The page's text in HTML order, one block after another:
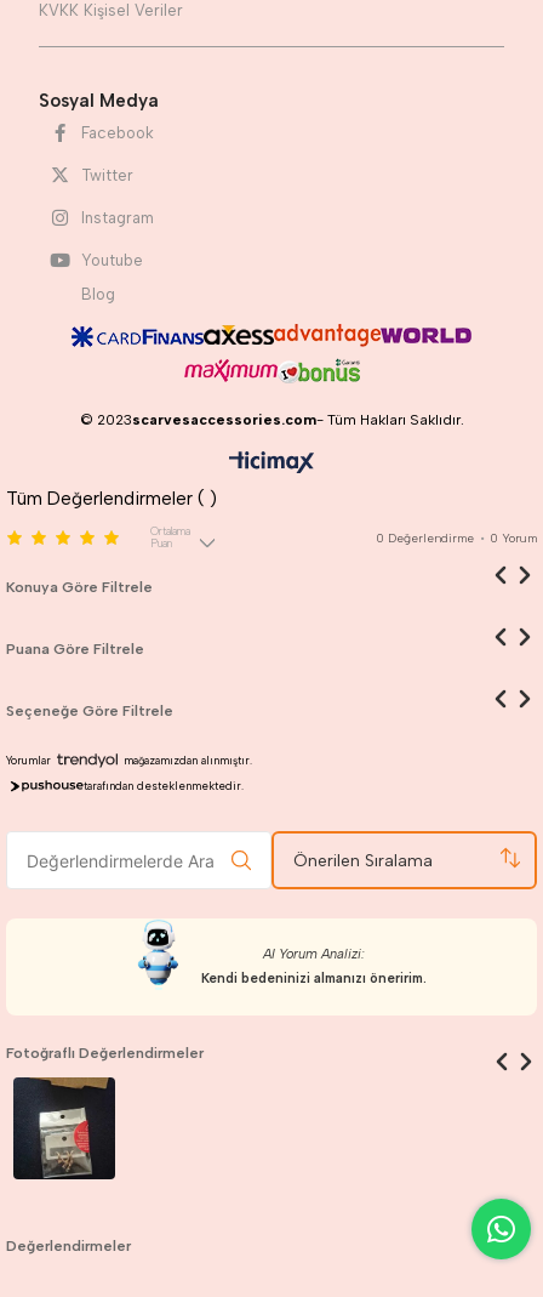
KVKK Kişisel Veriler
Sosyal Medya
Facebook
Twitter
Instagram
Youtube
Blog
© 2023scarvesaccessories.com- Tüm Hakları Saklıdır.
Tüm Değerlendirmeler ( )
Ortalama
Puan
0 Değerlendirme • 0 Yorum
Konuya Göre Filtrele
Puana Göre Filtrele
Seçeneğe Göre Filtrele
Yorumlar
mağazamızdan alınmıştır.
tarafından desteklenmektedir.
Önerilen Sıralama
AI Yorum Analizi:
Kendi bedeninizi almanızı öneririm.
Fotoğraflı Değerlendirmeler
Değerlendirmeler